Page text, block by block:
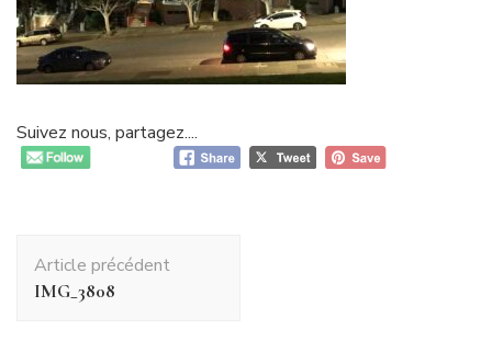
Suivez nous, partagez....
d'article
Article précédent
IMG_3808